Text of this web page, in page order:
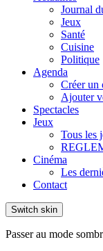
Journal
Jeux
Santé
Cuisine
Politique
Agenda
Créer un
Ajouter
Spectacles
Jeux
Tous les
Cinéma
Les
Contact
Switch skin
Passer au mode